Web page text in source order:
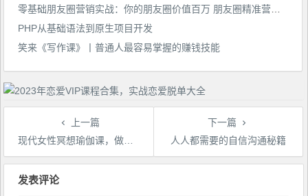
PHP从基础语法到原生项目开发
笑来《写作课》丨普通人最容易掌握的赚钱技能
上一篇
现代女性冥想瑜伽课，做温柔有力量的大女主！（完结）
下一篇
人人都需要的自信沟通秘籍
文
发表评论